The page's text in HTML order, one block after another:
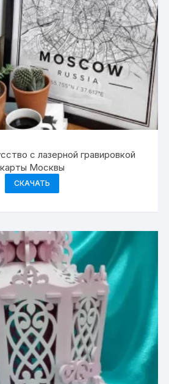
с лазерной гравировкой
карты Москвы
СКАЧАТЬ